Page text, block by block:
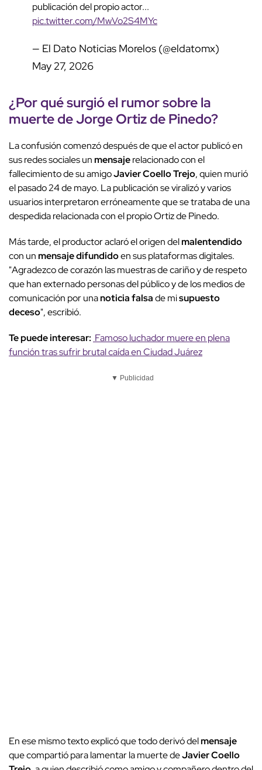
publicación del propio actor...
pic.twitter.com/MwVo2S4MYc
— El Dato Noticias Morelos (@eldatomx)
May 27, 2026
¿Por qué surgió el rumorsobre la
muerte deJorge Ortiz de Pinedo?
La confusión comenzó después de que el actor publicó en
sus redes sociales unmensajerelacionado con el
fallecimiento de su amigoJavier Coello Trejo, quien murió
el pasado 24 de mayo. La publicación se viralizó y varios
usuarios interpretaron erróneamente que se trataba de una
despedida relacionada con el propio Ortiz de Pinedo.
Más tarde, el productor aclaró el origen delmalentendido
con unmensaje difundidoen sus plataformas digitales.
"Agradezco de corazón las muestras de cariño y de respeto
que han externado personas del público y de los medios de
comunicación por unanoticia falsade misupuesto
deceso", escribió.
Te puede interesar: Famoso luchador muere en plena
función tras sufrir brutal caída en Ciudad Juárez
▼ Publicidad
En ese mismo texto explicó que todo derivó delmensaje
que compartió para lamentar la muerte deJavier Coello